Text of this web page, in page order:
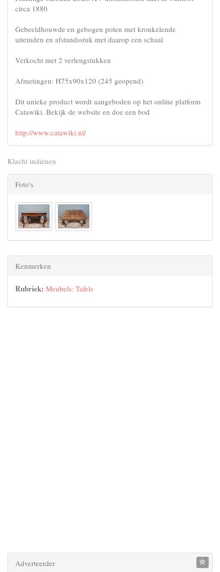
circa 1880
Gebeeldhouwde en gebogen poten met kronkelende
uiteinden en afstandsstuk met daarop een schaal
Verkocht met 2 verlengstukken
Afmetingen: H75x90x120 (245 geopend)
Dit unieke product wordt aangeboden op het online platform
Catawiki. Bekijk de website en doe een bod
http://www.catawiki.nl/
Klacht indienen
Foto's
Kenmerken
Rubriek: Meubels: Tafels
Adverteerder